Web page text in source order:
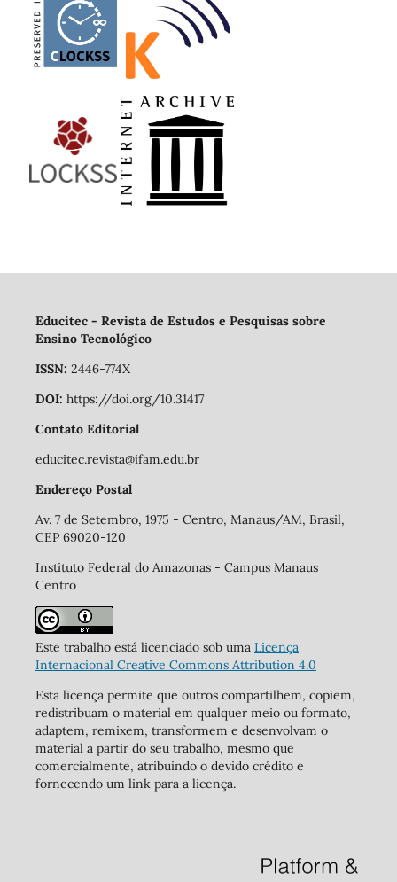
Educitec - Revista de Estudos e Pesquisas sobre
Ensino Tecnológico
ISSN: 2446-774X
DOI: https://doi.org/10.31417
Contato Editorial
educitec.revista@ifam.edu.br
Endereço Postal
Av. 7 de Setembro, 1975 - Centro, Manaus/AM, Brasil,
CEP 69020-120
Instituto Federal do Amazonas - Campus Manaus
Centro
Este trabalho está licenciado sob uma Licença
Internacional Creative Commons Attribution 4.0
Esta licença permite que outros compartilhem, copiem,
redistribuam o material em qualquer meio ou formato,
adaptem, remixem, transformem e desenvolvam o
material a partir do seu trabalho, mesmo que
comercialmente, atribuindo o devido crédito e
fornecendo um link para a licença.